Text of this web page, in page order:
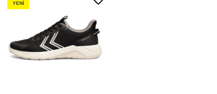
YENI